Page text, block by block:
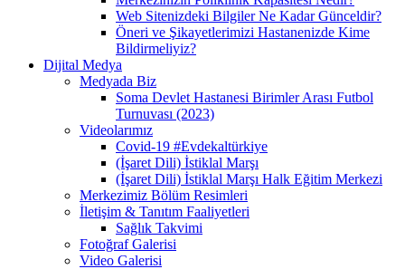
Web Sitenizdeki Bilgiler Ne Kadar Günceldir?
Öneri ve Şikayetlerimizi Hastanenizde Kime
Bildirmeliyiz?
Dijital Medya
Medyada Biz
Soma Devlet Hastanesi Birimler Arası Futbol
Turnuvası (2023)
Videolarımız
Covid-19 #Evdekaltürkiye
(İşaret Dili) İstiklal Marşı
(İşaret Dili) İstiklal Marşı Halk Eğitim Merkezi
Merkezimiz Bölüm Resimleri
İletişim & Tanıtım Faaliyetleri
Sağlık Takvimi
Fotoğraf Galerisi
Video Galerisi